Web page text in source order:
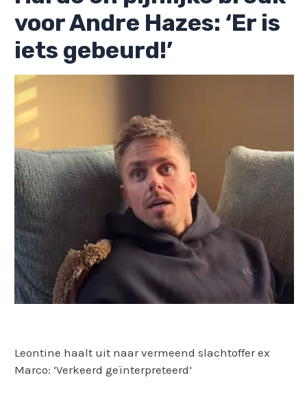
voor Andre Hazes: ‘Er is
iets gebeurd!’
Leontine haalt uit naar vermeend slachtoffer ex
Marco: ‘Verkeerd geïnterpreteerd’